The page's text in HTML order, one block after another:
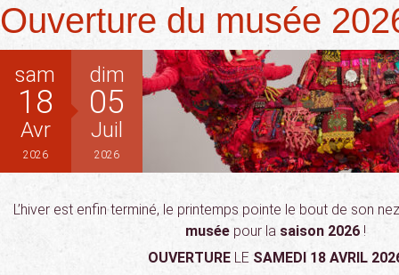
Ouverture du musée
sam
18
Avr
2026
dim
05
Juil
2026
L’hiver est enfin terminé, le printemps pointe le bout de son
musée pour la saison 2026 !
OUVERTURE LE SAMEDI 18 AVRIL